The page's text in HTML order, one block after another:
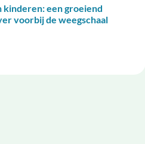
een groeiend
voorbij de weegschaal